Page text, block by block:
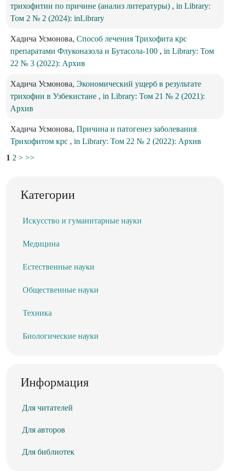
трихофитии по причине (анализ литературы) , in Library:
Том 2 № 2 (2024): inLibrary
Хадича Усмонова, Способ лечения Трихофита крс
препаратами Флуконазола и Бутасола-100 , in Library: Том
22 № 3 (2022): Архив
Хадича Усмонова, Экономический ущерб в результате
трихофии в Узбекистане , in Library: Том 21 № 2 (2021):
Архив
Хадича Усмонова, Причина и патогенез заболевания
Трихофитом крс , in Library: Том 22 № 2 (2022): Архив
1 2 > >>
Категории
Искусство и гуманитарные науки
Медицина
Естественные науки
Общественные науки
Техника
Биологические науки
Информация
Для читателей
Для авторов
Для библиотек